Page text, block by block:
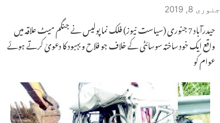
جنوری 8, 2019
حیدرآباد 7 جنوری (سیاست نیوز) فلک نما پولیس نے جنگم میٹ علاقہ میں
واقع ایک خود ساختہ سوسائٹی کے خلاف جو فلاح و بہبود کا دعویٰ کرتے ہوئے
عوام کو